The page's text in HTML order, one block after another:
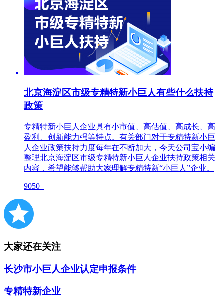
北京海淀区市级专精特新小巨人有些什么扶持
政策
专精特新小巨人企业具有小市值、高估值、高成长、高
盈利、创新能力强等特点。有关部门对于专精特新小巨
人企业政策扶持力度每年在不断加大，今天公司宝小编
整理北京海淀区市级专精特新小巨人企业扶持政策相关
内容，希望能够帮助大家理解专精特新“小巨人”企业。
9050+
大家还在关注
长沙市小巨人企业认定申报条件
专精特新企业